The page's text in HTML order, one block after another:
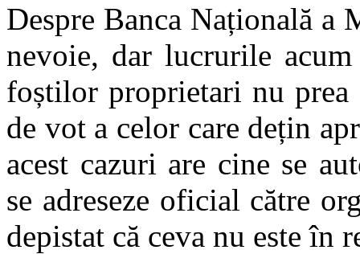
Despre Banca Națională
nevoie, dar lucrurile
foștilor proprietari nu prea
de vot a celor care dețin
acest cazuri are cine se
se adreseze oficial către
depistat că ceva nu este în